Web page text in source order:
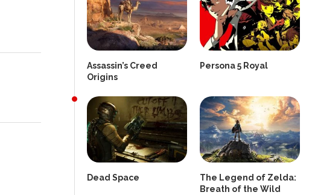
Assassin’s Creed
Origins
Persona 5 Royal
Dead Space
The Legend of Zelda:
Breath of the Wild